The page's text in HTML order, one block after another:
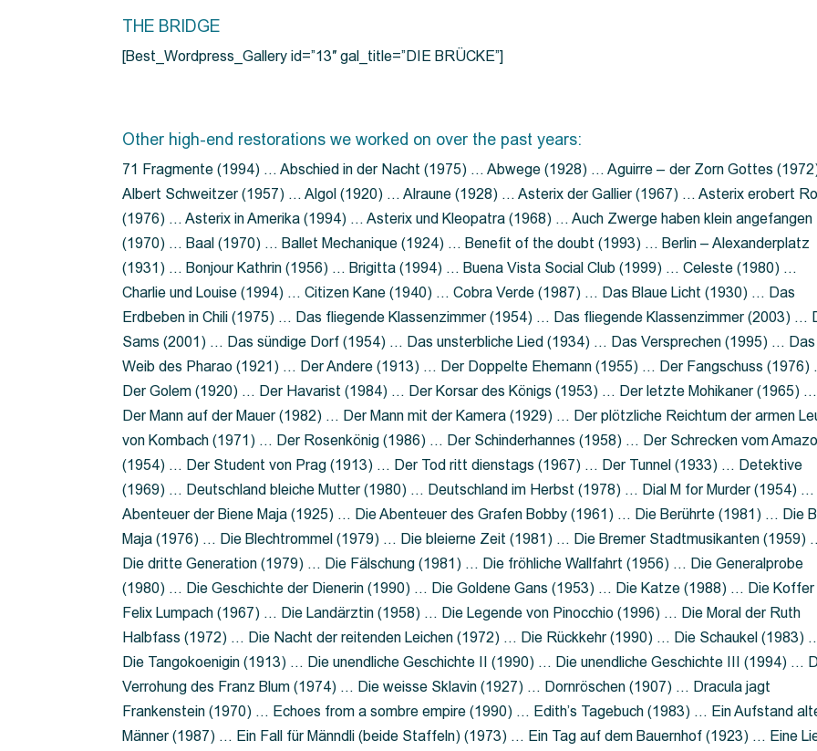
THE BRIDGE
[Best_Wordpress_Gallery id=”13″ gal_title=”DIE BRÜCKE”]
Other high-end restorations we worked on over the past years:
71 Fragmente (1994) … Abschied in der Nacht (1975) … Abwege (1928) … Aguirre – der Zorn Gottes
Albert Schweitzer (1957) … Algol (1920) … Alraune (1928) … Asterix der Gallier (1967) … Asterix erobert
(1976) … Asterix in Amerika (1994) … Asterix und Kleopatra (1968) … Auch Zwerge haben klein angefangen
(1970) … Baal (1970) … Ballet Mechanique (1924) … Benefit of the doubt (1993) … Berlin – Alexanderplatz
(1931) … Bonjour Kathrin (1956) … Brigitta (1994) … Buena Vista Social Club (1999) … Celeste (1980) …
Charlie und Louise (1994) … Citizen Kane (1940) … Cobra Verde (1987) … Das Blaue Licht (1930) … Das
Erdbeben in Chili (1975) … Das fliegende Klassenzimmer (1954) … Das fliegende Klassenzimmer (2003) …
Sams (2001) … Das sündige Dorf (1954) … Das unsterbliche Lied (1934) … Das Versprechen (1995) … Das
Weib des Pharao (1921) … Der Andere (1913) … Der Doppelte Ehemann (1955) … Der Fangschuss (1976)
Der Golem (1920) … Der Havarist (1984) … Der Korsar des Königs (1953) … Der letzte Mohikaner (1965) …
Der Mann auf der Mauer (1982) … Der Mann mit der Kamera (1929) … Der plötzliche Reichtum der armen
von Kombach (1971) … Der Rosenkönig (1986) … Der Schinderhannes (1958) … Der Schrecken vom
(1954) … Der Student von Prag (1913) … Der Tod ritt dienstags (1967) … Der Tunnel (1933) … Detektive
(1969) … Deutschland bleiche Mutter (1980) … Deutschland im Herbst (1978) … Dial M for Murder (1954) …
Abenteuer der Biene Maja (1925) … Die Abenteuer des Grafen Bobby (1961) … Die Berührte (1981) … Die
Maja (1976) … Die Blechtrommel (1979) … Die bleierne Zeit (1981) … Die Bremer Stadtmusikanten (1959)
Die dritte Generation (1979) … Die Fälschung (1981) … Die fröhliche Wallfahrt (1956) … Die Generalprobe
(1980) … Die Geschichte der Dienerin (1990) … Die Goldene Gans (1953) … Die Katze (1988) … Die Koffer
Felix Lumpach (1967) … Die Landärztin (1958) … Die Legende von Pinocchio (1996) … Die Moral der Ruth
Halbfass (1972) … Die Nacht der reitenden Leichen (1972) … Die Rückkehr (1990) … Die Schaukel (1983)
Die Tangokoenigin (1913) … Die unendliche Geschichte II (1990) … Die unendliche Geschichte III (1994) …
Verrohung des Franz Blum (1974) … Die weisse Sklavin (1927) … Dornröschen (1907) … Dracula jagt
Frankenstein (1970) … Echoes from a sombre empire (1990) … Edith’s Tagebuch (1983) … Ein Aufstand
Männer (1987) … Ein Fall für Männdli (beide Staffeln) (1973) … Ein Tag auf dem Bauernhof (1923) … Eine